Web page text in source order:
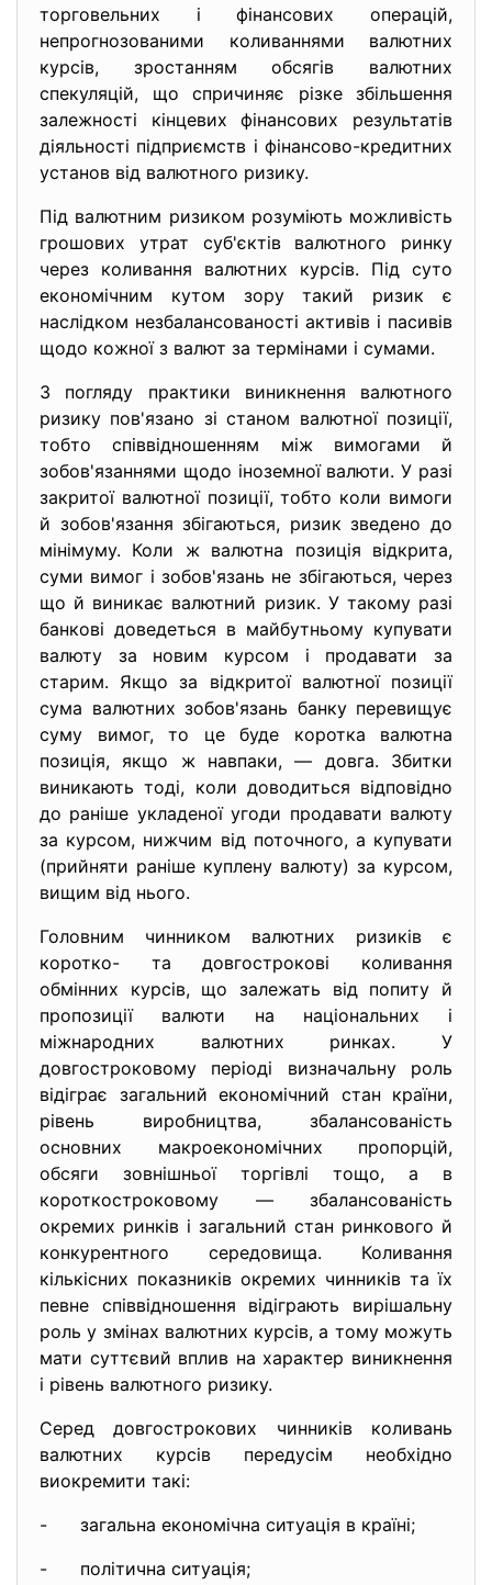
торговельних і фінансових операцій,
непрогнозованими коливаннями валютних
курсів, зростанням обсягів валютних
спекуляцій, що спричиняє різке збільшення
залежності кінцевих фінансових результатів
діяльності підприємств і фінансово-кредитних
установ від валютного ризику.
Під валютним ризиком розуміють можливість
грошових утрат суб'єктів валютного ринку
через коливання валютних курсів. Під суто
економічним кутом зору такий ризик є
наслідком незбалансованості активів і пасивів
щодо кожної з валют за термінами і сумами.
З погляду практики виникнення валютного
ризику пов'язано зі станом валютної позиції,
тобто співвідношенням між вимогами й
зобов'язаннями щодо іноземної валюти. У разі
закритої валютної позиції, тобто коли вимоги
й зобов'язання збігаються, ризик зведено до
мінімуму. Коли ж валютна позиція відкрита,
суми вимог і зобов'язань не збігаються, через
що й виникає валютний ризик. У такому разі
банкові доведеться в майбутньому купувати
валюту за новим курсом і продавати за
старим. Якщо за відкритої валютної позиції
сума валютних зобов'язань банку перевищує
суму вимог, то це буде коротка валютна
позиція, якщо ж навпаки, — довга. Збитки
виникають тоді, коли доводиться відповідно
до раніше укладеної угоди продавати валюту
за курсом, нижчим від поточного, а купувати
(прийняти раніше куплену валюту) за курсом,
вищим від нього.
Головним чинником валютних ризиків є
коротко- та довгострокові коливання
обмінних курсів, що залежать від попиту й
пропозиції валюти на національних і
міжнародних валютних ринках. У
довгостроковому періоді визначальну роль
відіграє загальний економічний стан країни,
рівень виробництва, збалансованість
основних макроекономічних пропорцій,
обсяги зовнішньої торгівлі тощо, а в
короткостроковому — збалансованість
окремих ринків і загальний стан ринкового й
конкурентного середовища. Коливання
кількісних показників окремих чинників та їх
певне співвідношення відіграють вирішальну
роль у змінах валютних курсів, а тому можуть
мати суттєвий вплив на характер виникнення
і рівень валютного ризику.
Серед довгострокових чинників коливань
валютних курсів передусім необхідно
виокремити такі:
- загальна економічна ситуація в країні;
- політична ситуація;